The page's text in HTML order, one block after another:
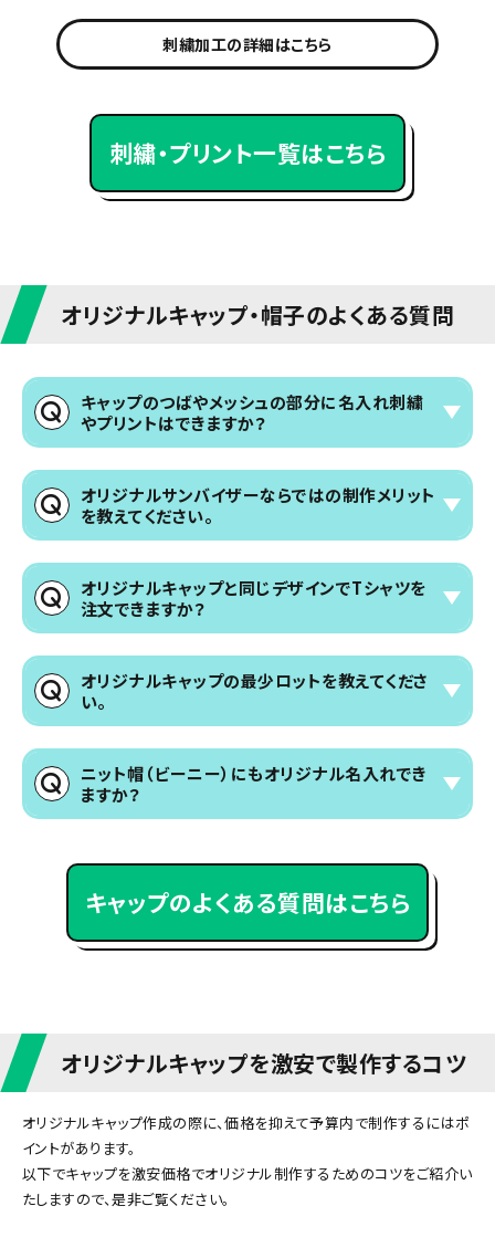
刺繍加工の詳細はこちら
刺繍・プリント一覧はこちら
オリジナルキャップ・帽子のよくある質問
キャップのつばやメッシュの部分に名入れ刺繍
やプリントはできますか？
各本体の刺繍・プリント可能部分のみの対応となっております
ので、詳しくは各商品のお見積もりページよりご確認ください
ませ。
オリジナルサンバイザーならではの制作メリット
を教えてください。
また名入れ製作したサンバイザーは、無地や既製品のサンバ
イザーと違ってオリジナルデザインで個性を演出し、団体で統
一することで結束感も出せることが一番の強みです。
オリジナルキャップと同じデザインでTシャツを
注文できますか？
カスレやつぶれが生じてしまうが場合がございます。その点を
ご留意頂きデザイン作成を進めて頂くと良いと思います。
オリジナルキャップの最少ロットを教えてくださ
い。
とめて大量発注いただくほど1個あたりの単価がお安くなりま
す。
ニット帽（ビーニー）にもオリジナル名入れでき
ますか？
す。立体的で高級感のある仕上がりになります。詳しくは刺繍
加工ページをご覧ください。
キャップのよくある質問はこちら
オリジナルキャップを激安で製作するコツ
オリジナルキャップ作成の際に、価格を抑えて予算内で制作するにはポ
イントがあります。
以下でキャップを激安価格でオリジナル制作するためのコツをご紹介い
たしますので、是非ご覧ください。